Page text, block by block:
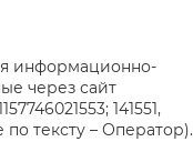
информационно-
через сайт
141551,
по тексту – Оператор).